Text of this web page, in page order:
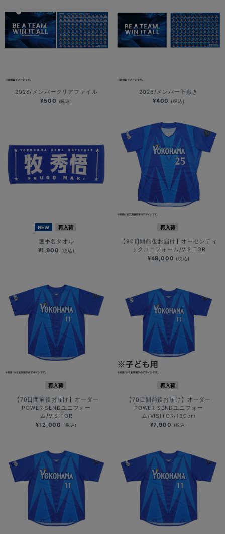
2026/メンバークリアファイル
¥500 (税込)
2026/メンバー下敷き
¥400 (税込)
NEW 再入荷
選手名タオル
¥1,900 (税込)
再入荷
【90日間前後お届け】オーセンティ
ックユニフォーム/VISITOR
¥48,000 (税込)
再入荷
【70日間前後お届け】オーダー
POWER SENDユニフォー
ム/VISITOR
¥12,000 (税込)
再入荷
【70日間前後お届け】オーダー
POWER SENDユニフォー
ム/VISITOR/130cm
¥7,900 (税込)